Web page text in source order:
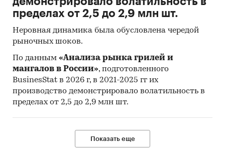
пределах от 2,5 до 2,9 млн шт.
Неровная динамика была обусловлена чередой
рыночных шоков.
По данным «Анализа рынка грилей и
мангалов в России», подготовленного
BusinesStat в 2026 г, в 2021-2025 гг их
производство демонстрировало волатильность в
пределах от 2,5 до 2,9 млн шт.
Показать еще